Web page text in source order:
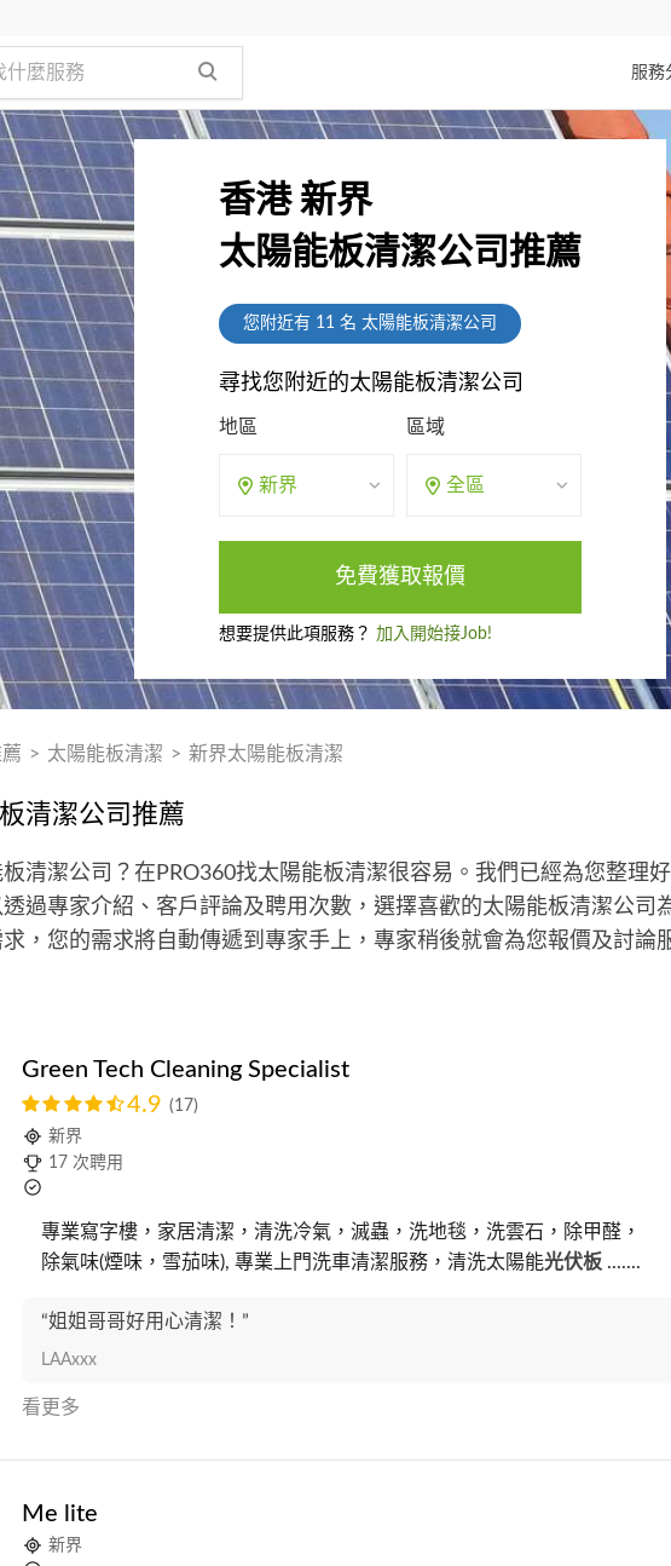
服務
香港 新界
太陽能板清潔公司推薦
您附近有 11名 太陽能板清潔公司
尋找您附近的太陽能板清潔公司
地區
新界
區域
全區
免費獲取報價
想要提供此項服務？ 加入開始接Job!
> 太陽能板清潔 > 新界太陽能板清潔
清潔公司推薦
清潔公司？在PRO360找太陽能板清潔很容易。我們已經為您整理
過專家介紹、客戶評論及聘用次數，選擇喜歡的太陽能板清潔公司
，您的需求將自動傳遞到專家手上，專家稍後就會為您報價及討論
Green Tech Cleaning Specialist
4.9 (17)
新界
17 次聘用
專業寫字樓，家居清潔，清洗冷氣，滅蟲，洗地毯，洗雲石，除甲醛，
除氣味(煙味，雪茄味), 專業上門洗車清潔服務，清洗太陽能光伏板 .......
“姐姐哥哥好用心清潔！”
LAAxxx
看更多
Me lite
新界